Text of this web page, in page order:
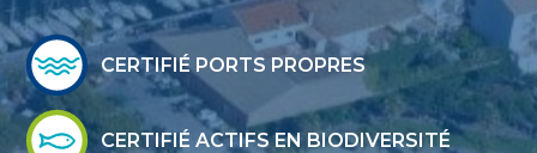
CERTIFIÉ PORTS PROPRES
CERTIFIÉ ACTIFS EN BIODIVERSITÉ